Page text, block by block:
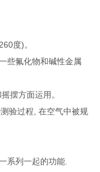
度)。
些氟化物和碱性金属
摆方面运用。
验过程, 在空气中被规
系列一起的功能.